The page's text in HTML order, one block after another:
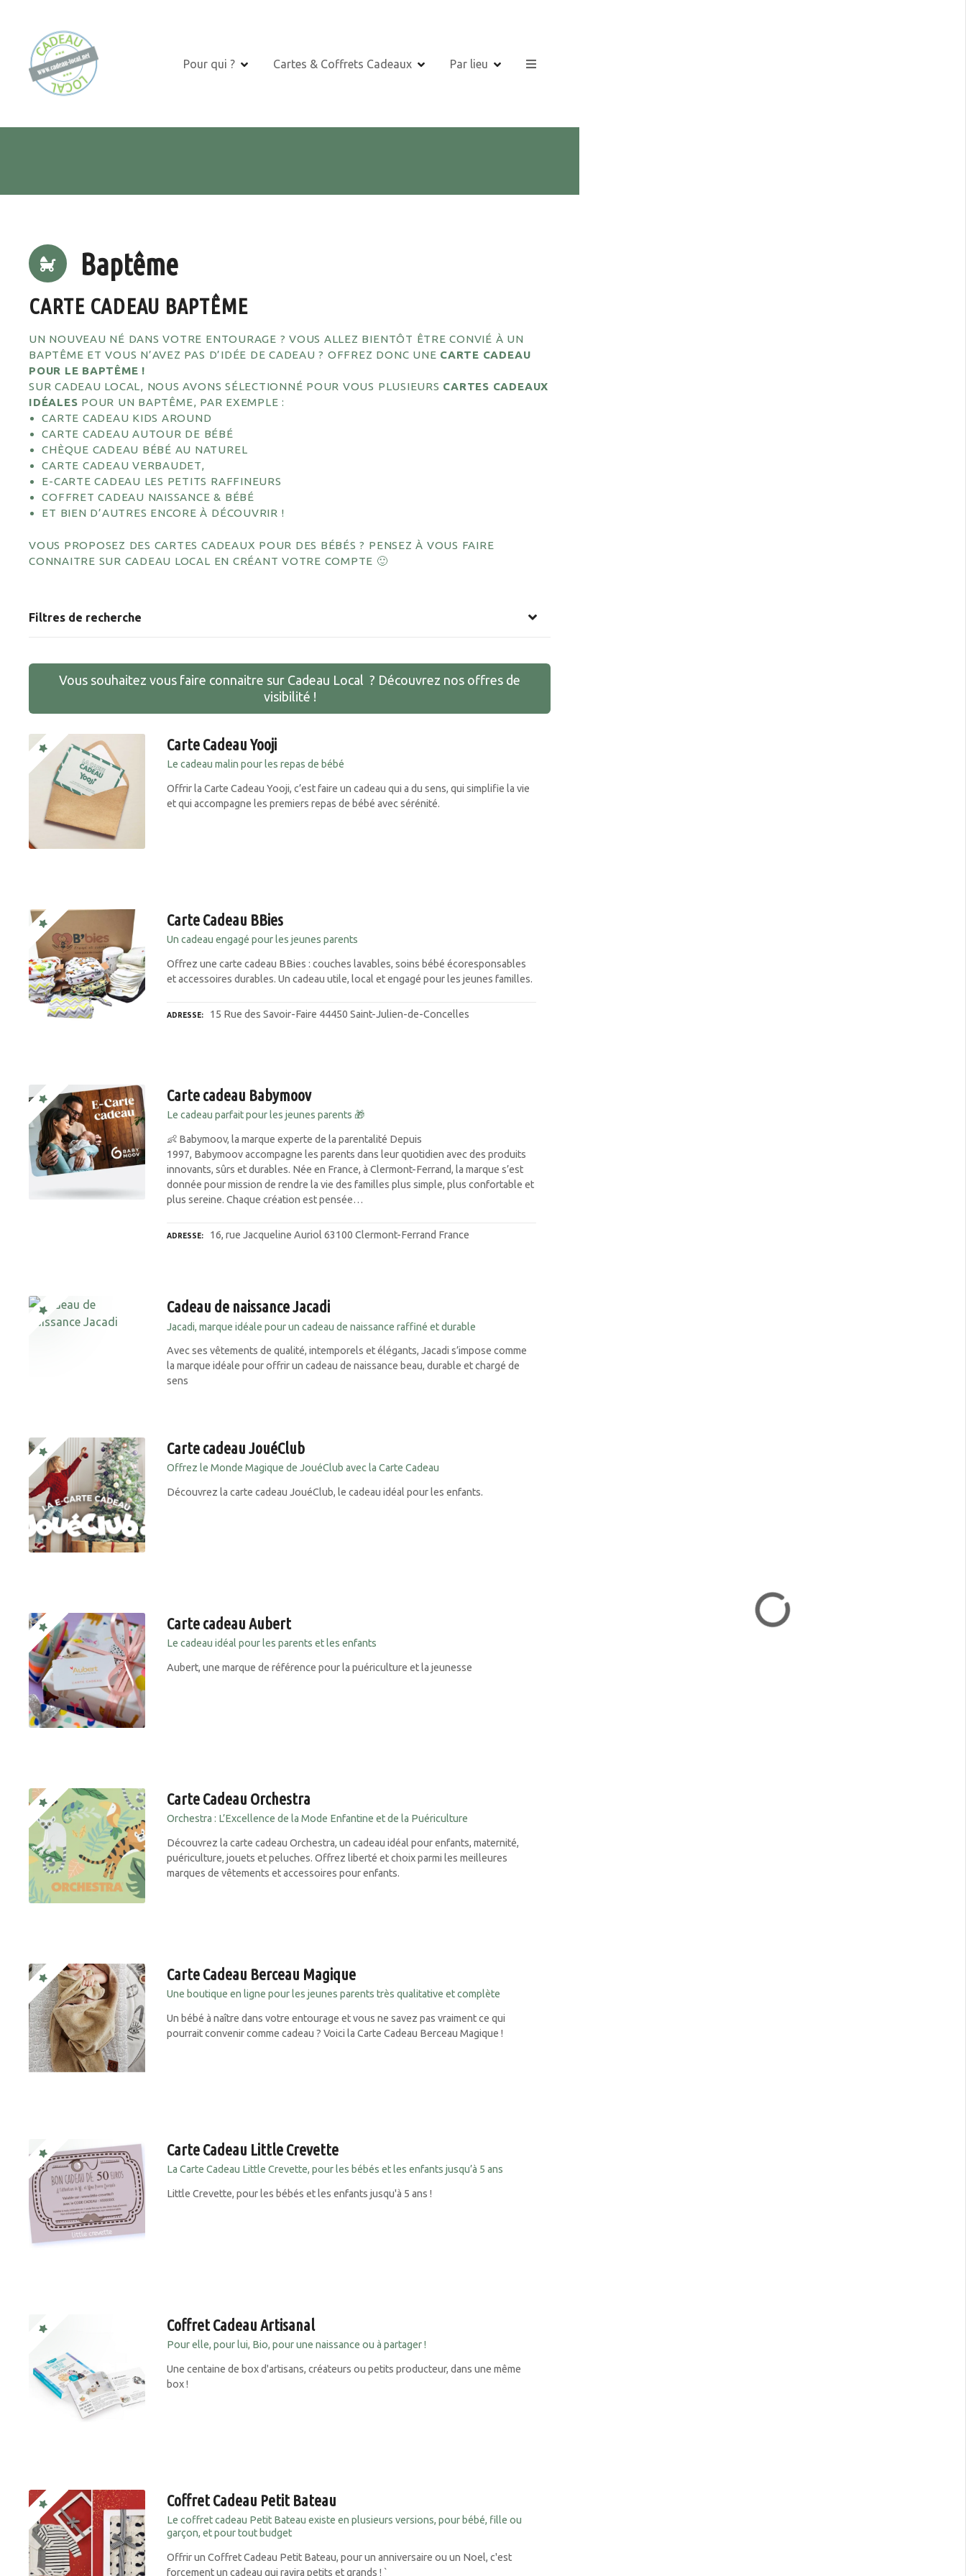
o
n
Pour qui ? Cartes & Coffrets Cadeaux Par lieu
Baptême
CARTE CADEAU BAPTÊME
UN NOUVEAU NÉ DANS VOTRE ENTOURAGE ? VOUS ALLEZ BIENTÔT ÊTRE CONVIÉ À UN
BAPTÊME ET VOUS N’AVEZ PAS D’IDÉE DE CADEAU ? OFFREZ DONC UNE CARTE CADEAU
POUR LE BAPTÊME !
SUR CADEAU LOCAL, NOUS AVONS SÉLECTIONNÉ POUR VOUS PLUSIEURS CARTES CADEAUX
IDÉALES POUR UN BAPTÊME, PAR EXEMPLE :
CARTE CADEAU KIDS AROUND
CARTE CADEAU AUTOUR DE BÉBÉ
CHÈQUE CADEAU BÉBÉ AU NATUREL
CARTE CADEAU VERBAUDET,
E-CARTE CADEAU LES PETITS RAFFINEURS
COFFRET CADEAU NAISSANCE & BÉBÉ
ET BIEN D’AUTRES ENCORE À DÉCOUVRIR !
VOUS PROPOSEZ DES CARTES CADEAUX POUR DES BÉBÉS ? PENSEZ À VOUS FAIRE
CONNAITRE SUR CADEAU LOCAL EN CRÉANT VOTRE COMPTE 🙂
Filtres de recherche
Vous souhaitez vous faire connaitre sur Cadeau Local ? Découvrez nos offres de
visibilité !
Carte Cadeau Yooji
Le cadeau malin pour les repas de bébé
Offrir la Carte Cadeau Yooji, c’est faire un cadeau qui a du sens, qui simplifie la vie
et qui accompagne les premiers repas de bébé avec sérénité.
Carte Cadeau BBies
Un cadeau engagé pour les jeunes parents
Offrez une carte cadeau BBies : couches lavables, soins bébé écoresponsables
et accessoires durables. Un cadeau utile, local et engagé pour les jeunes familles.
ADRESSE 15 Rue des Savoir-Faire 44450 Saint-Julien-de-Concelles
Carte cadeau Babymoov
Le cadeau parfait pour les jeunes parents 🎁
👶 Babymoov, la marque experte de la parentalité Depuis
1997, Babymoov accompagne les parents dans leur quotidien avec des produits
innovants, sûrs et durables. Née en France, à Clermont-Ferrand, la marque s’est
donnée pour mission de rendre la vie des familles plus simple, plus confortable et
plus sereine. Chaque création est pensée…
ADRESSE 16, rue Jacqueline Auriol 63100 Clermont-Ferrand France
Cadeau de naissance Jacadi
Jacadi, marque idéale pour un cadeau de naissance raffiné et durable
Avec ses vêtements de qualité, intemporels et élégants, Jacadi s’impose comme
la marque idéale pour offrir un cadeau de naissance beau, durable et chargé de
sens
Carte cadeau JouéClub
Offrez le Monde Magique de JouéClub avec la Carte Cadeau
Découvrez la carte cadeau JouéClub, le cadeau idéal pour les enfants.
Carte cadeau Aubert
Le cadeau idéal pour les parents et les enfants
Aubert, une marque de référence pour la puériculture et la jeunesse
Carte Cadeau Orchestra
Orchestra : L’Excellence de la Mode Enfantine et de la Puériculture
Découvrez la carte cadeau Orchestra, un cadeau idéal pour enfants, maternité,
puériculture, jouets et peluches. Offrez liberté et choix parmi les meilleures
marques de vêtements et accessoires pour enfants.
Carte Cadeau Berceau Magique
Une boutique en ligne pour les jeunes parents très qualitative et complète
Un bébé à naître dans votre entourage et vous ne savez pas vraiment ce qui
pourrait convenir comme cadeau ? Voici la Carte Cadeau Berceau Magique !
Carte Cadeau Little Crevette
La Carte Cadeau Little Crevette, pour les bébés et les enfants jusqu’à 5 ans
Little Crevette, pour les bébés et les enfants jusqu'à 5 ans !
Coffret Cadeau Artisanal
Pour elle, pour lui, Bio, pour une naissance ou à partager !
Une centaine de box d'artisans, créateurs ou petits producteur, dans une même
box !
Coffret Cadeau Petit Bateau
Le coffret cadeau Petit Bateau existe en plusieurs versions, pour bébé, fille ou
garçon, et pour tout budget
Offrir un Coffret Cadeau Petit Bateau, pour un anniversaire ou un Noel, c'est
forcement un cadeau qui ravira petits et grands ! `